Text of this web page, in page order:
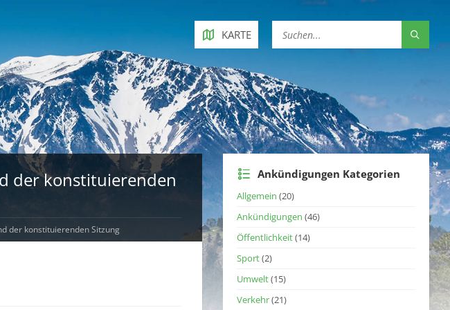
KARTE
der konstituierenden
der konstituierenden Sitzung
Ankündigungen Kategorien
Allgemein (20)
Ankündigungen (46)
Öffentlichkeit(14)
Sport(2)
Umwelt(15)
Verkehr(21)